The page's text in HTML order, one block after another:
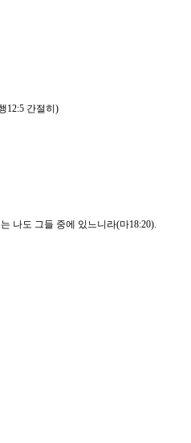
12:5 간절히)
나도 그들 중에 있느니라(마18:20).